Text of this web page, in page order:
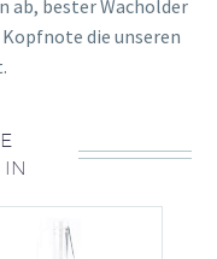
ab, bester Wacholder
die unseren